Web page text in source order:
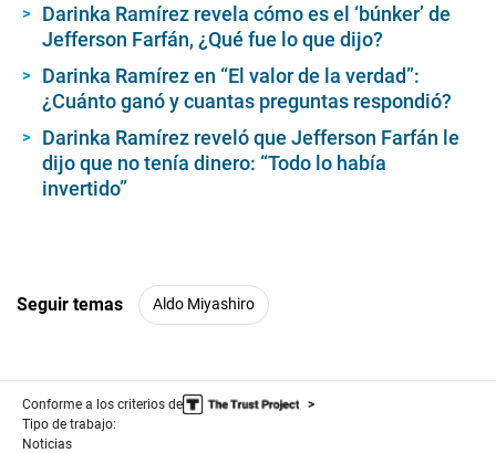
Darinka Ramírez revela cómo es el ‘búnker’ de
Jefferson Farfán, ¿Qué fue lo que dijo?
Darinka Ramírez en “El valor de la verdad”:
¿Cuánto ganó y cuantas preguntas respondió?
Darinka Ramírez reveló que Jefferson Farfán le
dijo que no tenía dinero: “Todo lo había
invertido”
Seguir temas Aldo Miyashiro
Conforme a los criterios de
Tipo de trabajo:
Noticias